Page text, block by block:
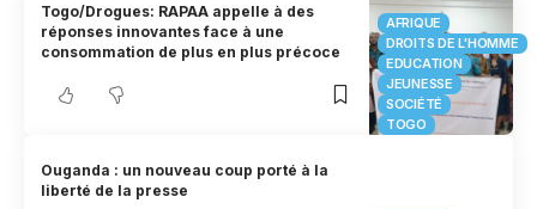
AFRIQUE
DROITS DE L'HOMME
EDUCATION
JEUNESSE
SOCIÉTÉ
TOGO
Togo/Drogues: RAPAA appelle à des
réponses innovantes face à une
consommation de plus en plus précoce
Ouganda : un nouveau coup porté à la
liberté de la presse